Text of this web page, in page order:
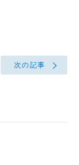
次の記事